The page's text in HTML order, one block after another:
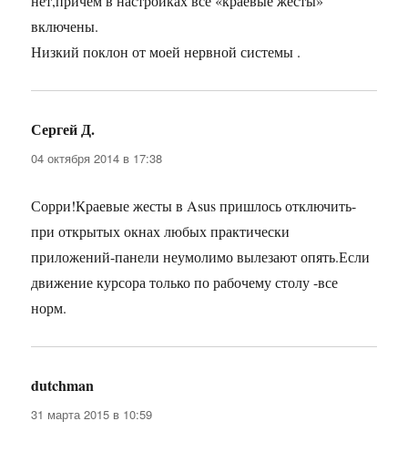
включены.
Низкий поклон от моей нервной системы .
Сергей Д.
04 октября 2014 в 17:38
Сорри!Краевые жесты в Asus пришлось отключить-
при открытых окнах любых практически
приложений-панели неумолимо вылезают опять.Если
движение курсора только по рабочему столу -все
норм.
dutchman
31 марта 2015 в 10:59